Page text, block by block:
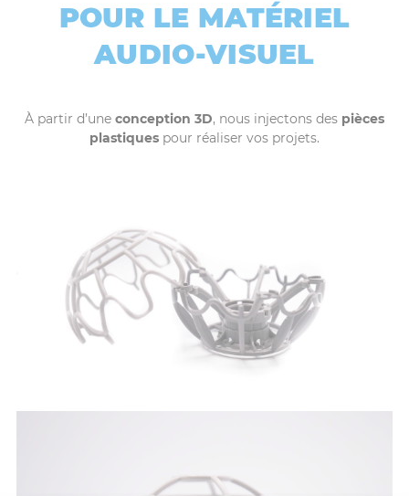
POUR LE MATÉRIEL
AUDIO-VISUEL
À partir d’une conception 3D, nous injectons des pièces
plastiques pour réaliser vos projets.